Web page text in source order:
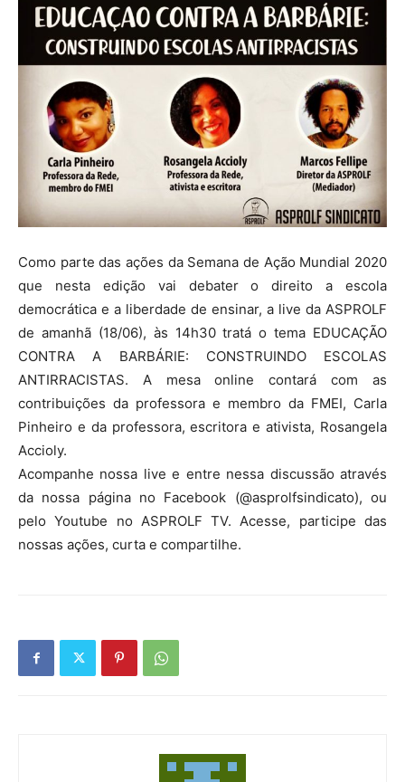
Como parte das ações da Semana de Ação Mundial 2020
que nesta edição vai debater o direito a escola
democrática e a liberdade de ensinar, a live da ASPROLF
de amanhã (18/06), às 14h30 tratá o tema EDUCAÇÃO
CONTRA A BARBÁRIE: CONSTRUINDO ESCOLAS
ANTIRRACISTAS. A mesa online contará com as
contribuições da professora e membro da FMEI, Carla
Pinheiro e da professora, escritora e ativista, Rosangela
Accioly.
Acompanhe nossa live e entre nessa discussão através
da nossa página no Facebook (@asprolfsindicato), ou
pelo Youtube no ASPROLF TV. Acesse, participe das
nossas ações, curta e compartilhe.